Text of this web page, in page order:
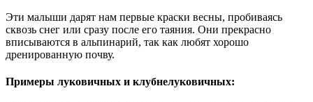
Эти малыши дарят нам первые краски весны, пробиваясь
сквозь снег или сразу после его таяния. Они прекрасно
вписываются в альпинарий, так как любят хорошо
дренированную почву.
Примеры луковичных и клубнелуковичных: